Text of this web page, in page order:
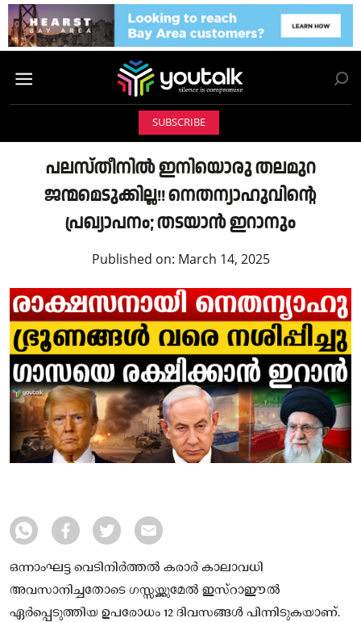
SUBSCRIBE
പലസ്തീനിൽ ഇനിയൊരു തലമുറ
ജന്മമെടുക്കില്ല!! നെതന്യാഹുവിന്റെ
പ്രഖ്യാപനം; തടയാൻ ഇറാനും
Published on: March 14, 2025
ഒന്നാംഘട്ട വെടിനിർത്തൽ കരാർ കാലാവധി
അവസാനിച്ചതോടെ ഗസ്സയ്ക്കുമേൽ ഇസ്റാഈൽ
ഏർപ്പെടുത്തിയ ഉപരോധം 12 ദിവസങ്ങൾ പിന്നിടുകയാണ്.